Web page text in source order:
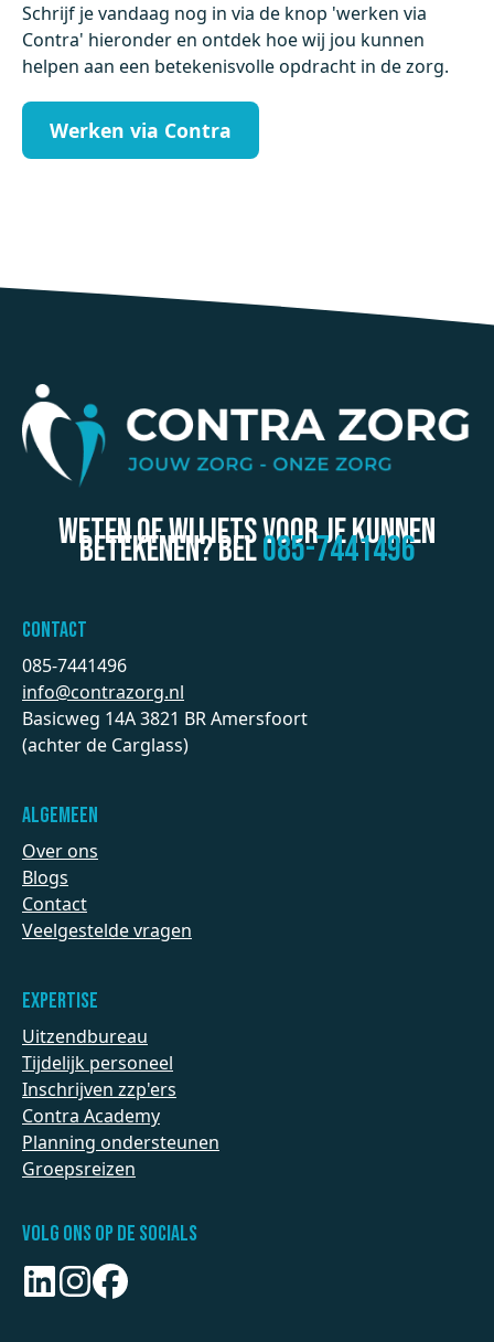
Schrijf je vandaag nog in via de knop 'werken via
Contra' hieronder en ontdek hoe wij jou kunnen
helpen aan een betekenisvolle opdracht in de zorg.
Werken via Contra
Weten of wij iets voor je kunnen
betekenen? BEL085-7441496
Contact
085-7441496
info@contrazorg.nl
Basicweg 14A 3821 BR Amersfoort
(achter de Carglass)
Algemeen
Over ons
Blogs
Contact
Veelgestelde vragen
Expertise
Uitzendbureau
Tijdelijk personeel
Inschrijven zzp'ers
Contra Academy
Planning ondersteunen
Groepsreizen
Volg ons op de socials